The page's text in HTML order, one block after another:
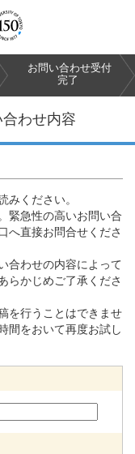
お問い合わせ受付
完了
わせ内容
みください。
緊急性の高いお問い合
へ直接お問合せくださ
合わせの内容によって
らかじめご了承くださ
を行うことはできませ
間をおいて再度お試し